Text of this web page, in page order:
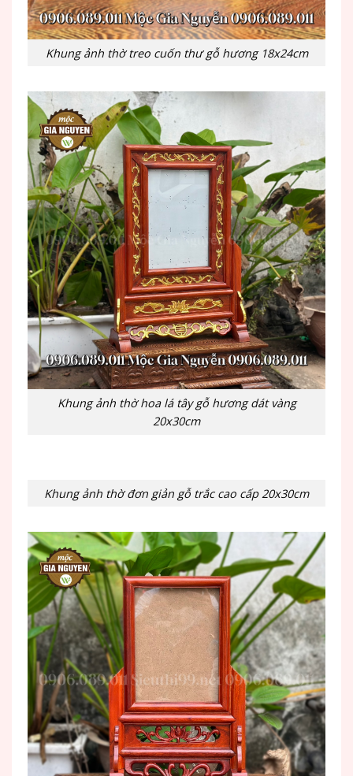
Khung ảnh thờ treo cuốn thư gỗ hương 18x24cm
Khung ảnh thờ hoa lá tây gỗ hương dát vàng
20x30cm
Khung ảnh thờ đơn giản gỗ trắc cao cấp 20x30cm